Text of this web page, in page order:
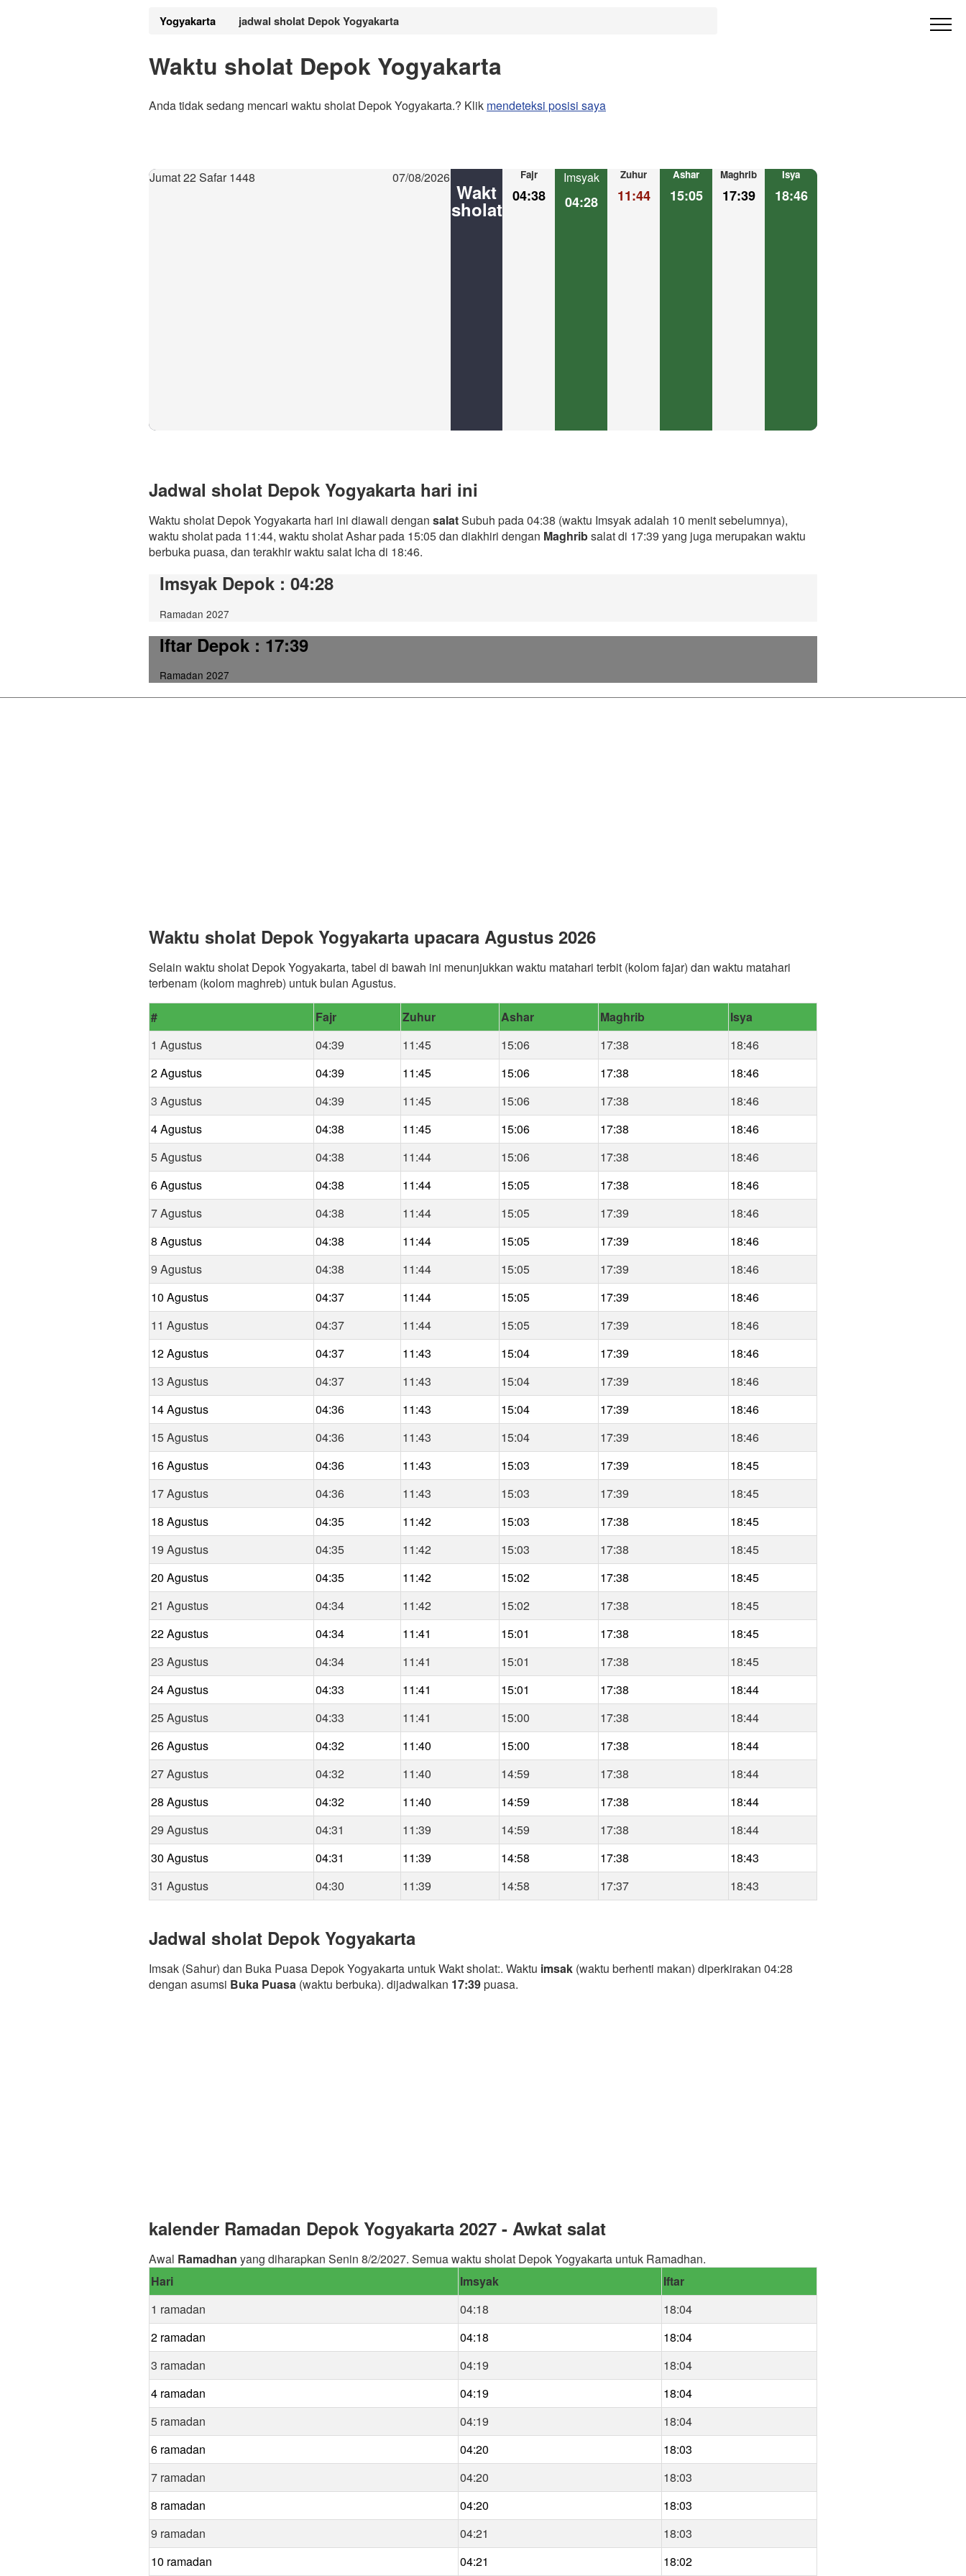
Yogyakarta jadwal sholat Depok Yogyakarta
Waktu sholat Depok Yogyakarta
Anda tidak sedang mencari waktu sholat Depok Yogyakarta.? Klik mendeteksi posisi saya
Jumat 22 Safar 1448 07/08/2026
Wakt
sholat
Fajr
04:38
Imsyak
04:28
Zuhur
11:44
Ashar
15:05
Maghrib
17:39
Isya
18:46
Jadwal sholat Depok Yogyakarta hari ini
Waktu sholat Depok Yogyakarta hari ini diawali dengan salatSubuh pada 04:38 (waktu Imsyak adalah 10 menit sebelumnya),
waktu sholat pada 11:44, waktu sholat Ashar pada 15:05 dan diakhiri dengan Maghribsalat di 17:39 yang juga merupakan waktu
berbuka puasa, dan terakhir waktu salat Icha di 18:46.
Imsyak Depok : 04:28
Ramadan 2027
Iftar Depok: 17:39
Ramadan 2027
Waktu sholat Depok Yogyakarta upacara Agustus 2026
Selain waktu sholat Depok Yogyakarta, tabel di bawah ini menunjukkan waktu matahari terbit (kolom fajar) dan waktu matahari
terbenam (kolom maghreb) untuk bulan Agustus.
# Fajr Zuhur Ashar Maghrib
Isya
1 Agustus
04:39 11:45 15:06 17:38
18:46
2 Agustus
04:39 11:45 15:06 17:38
18:46
3 Agustus
04:39 11:45 15:06 17:38
18:46
4 Agustus
04:38 11:45 15:06 17:38
18:46
5 Agustus
04:38 11:44 15:06 17:38
18:46
6 Agustus
04:38 11:44 15:05 17:38
18:46
7 Agustus
04:38 11:44 15:05 17:39
18:46
8 Agustus
04:38 11:44 15:05 17:39
18:46
9 Agustus
04:38 11:44 15:05 17:39
18:46
10 Agustus
04:37 11:44 15:05 17:39
18:46
11 Agustus
04:37 11:44 15:05 17:39
18:46
12 Agustus
04:37 11:43 15:04 17:39
18:46
13 Agustus
04:37 11:43 15:04 17:39
18:46
14 Agustus
04:36 11:43 15:04 17:39
18:46
15 Agustus
04:36 11:43 15:04 17:39
18:46
16 Agustus
04:36 11:43 15:03 17:39
18:45
17 Agustus
04:36 11:43 15:03 17:39
18:45
18 Agustus
04:35 11:42 15:03 17:38
18:45
19 Agustus
04:35 11:42 15:03 17:38
18:45
20 Agustus
04:35 11:42 15:02 17:38
18:45
21 Agustus
04:34 11:42 15:02 17:38
18:45
22 Agustus
04:34 11:41 15:01 17:38
18:45
23 Agustus
04:34 11:41 15:01 17:38
18:45
24 Agustus
04:33 11:41 15:01 17:38
18:44
25 Agustus
04:33 11:41 15:00 17:38
18:44
26 Agustus
04:32 11:40 15:00 17:38
18:44
27 Agustus
04:32 11:40 14:59 17:38
18:44
28 Agustus
04:32 11:40 14:59 17:38
18:44
29 Agustus
04:31 11:39 14:59 17:38
18:44
30 Agustus
04:31 11:39 14:58 17:38
18:43
31 Agustus
04:30 11:39 14:58 17:37 18:43
Jadwal sholat Depok Yogyakarta
Imsak (Sahur) dan Buka Puasa Depok Yogyakarta untuk Wakt sholat:. Waktu imsak (waktu berhenti makan) diperkirakan 04:28
dengan asumsi Buka Puasa (waktu berbuka). dijadwalkan 17:39puasa.
kalender Ramadan Depok Yogyakarta 2027 - Awkat salat
Awal Ramadhan yang diharapkan Senin 8/2/2027. Semua waktu sholat Depok Yogyakarta untuk Ramadhan.
Hari
Imsyak
Iftar
1 ramadan
04:18
18:04
2 ramadan
04:18
18:04
3 ramadan
04:19
18:04
4 ramadan
04:19
18:04
5 ramadan
04:19
18:04
6 ramadan
04:20
18:03
7 ramadan
04:20
18:03
8 ramadan
04:20
18:03
9 ramadan
04:21
18:03
10 ramadan
04:21 18:02